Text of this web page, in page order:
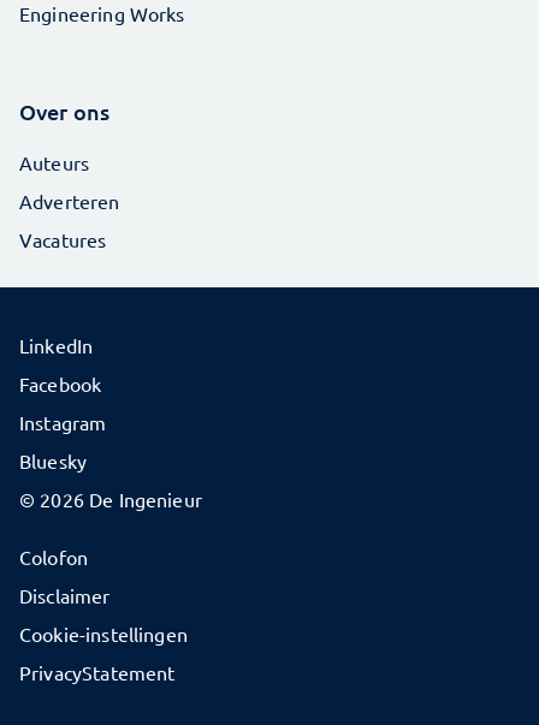
Engineering Works
Over ons
Auteurs
Adverteren
Vacatures
© 2026 De Ingenieur
Colofon
Disclaimer
Cookie-instellingen
PrivacyStatement
LinkedIn
Facebook
Instagram
Bluesky